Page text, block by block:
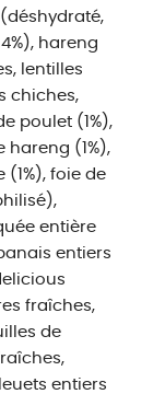
hareng
lentilles
chiches,
poulet (1%),
hareng (1%),
foie de
entière
entiers
fraîches,
de
entiers